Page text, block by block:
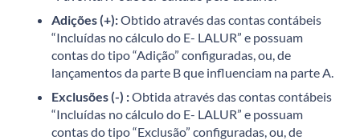
Adições (+):Obtido através das contas contábeis
“Incluídas no cálculo do E- LALUR” e possuam
contas do tipo “Adição” configuradas, ou, de
lançamentos da parte B que influenciam na parte A.
Exclusões (-) :Obtida através das contas contábeis
“Incluídas no cálculo do E- LALUR” e possuam
contas do tipo “Exclusão” configuradas, ou, de